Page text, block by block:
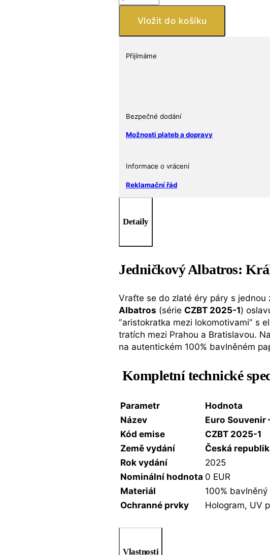
republika
suvenýrová
(Lokomotiva
CZBT
Vložit do košíku
Přijímáme
Bezpečné dodání
Možnosti plateb a dopravy
Informace o vrácení
Reklamační řád
Detaily
Jedničkový Albatros:
Vraťte se do zlaté éry páry s
Albatros (série CZBT 2025-1)
“aristokratka mezi lokomotivami” s
tratích mezi Prahou a Bratislavou.
na autentickém 100% bavlněném
Kompletní technické
Parametr
Hodnota
Název
Euro
Kód emise
CZBT 2025-1
Země vydání
Česká
Rok vydání
2025
Nominální hodnota 0 EUR
Materiál
100%
Ochranné prvky
Hologram, UV
Vlastnosti